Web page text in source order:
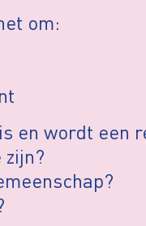
om:
en wordt een
zijn?